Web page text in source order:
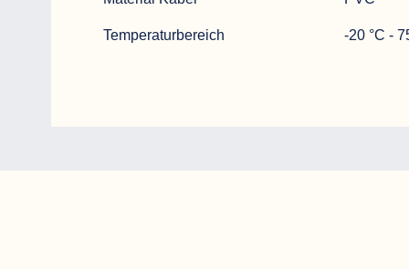
Temperaturbereich -20 °C -